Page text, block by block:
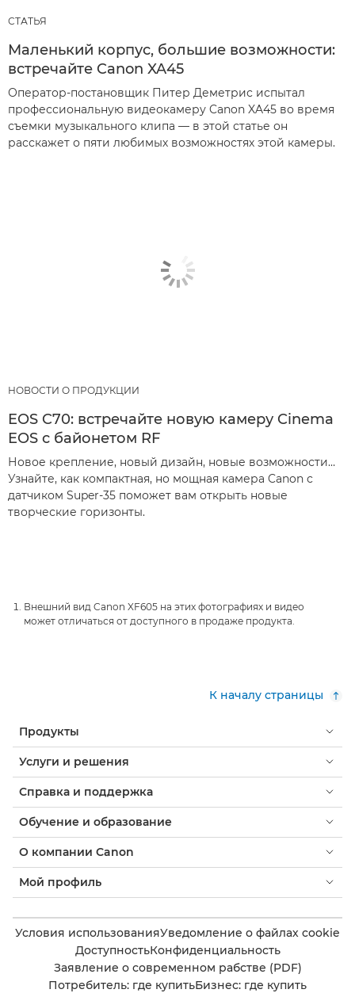
СТАТЬЯ
Маленький корпус, большие возможности:
встречайте Canon XA45
Оператор-постановщик Питер Деметрис испытал
профессиональную видеокамеру Canon XA45 во время
съемки музыкального клипа — в этой статье он
расскажет о пяти любимых возможностях этой камеры.
НОВОСТИ О ПРОДУКЦИИ
EOS C70: встречайте новую камеру Cinema
EOS с байонетом RF
Новое крепление, новый дизайн, новые возможности…
Узнайте, как компактная, но мощная камера Canon с
датчиком Super-35 поможет вам открыть новые
творческие горизонты.
Внешний вид Canon XF605 на этих фотографиях и видео
может отличаться от доступного в продаже продукта.
К началу страницы
Продукты
Услуги и решения
Справка и поддержка
Обучение и образование
О компании Canon
Мой профиль
Условия использованияУведомление о файлах cookie
ДоступностьКонфиденциальность
Заявление о современном рабстве (PDF)
Потребитель: где купитьБизнес: где купить